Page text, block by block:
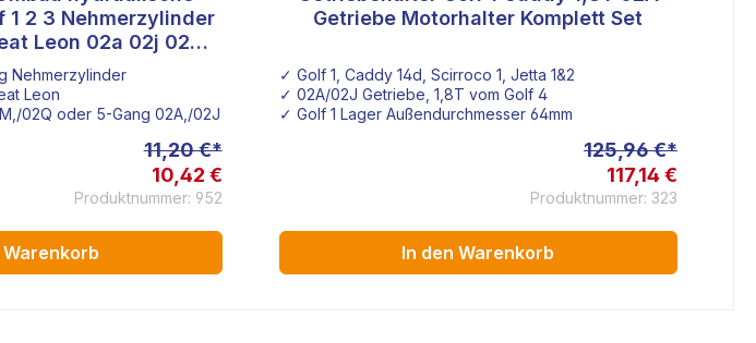
1 2 3 Nehmerzylinder
Leon 02a 02j 02m
1J0721261D
Nehmerzylinder
Leon
02Q oder 5-Gang 02A,/02J Getriebe
11,20 €*
10,42 €
Produktnummer: 952
Warenkorb
Getriebe Motorhalter Komplett Set
✓ Golf 1, Caddy 14d, Scirroco 1, Jetta 1&2
✓ 02A/02J Getriebe, 1,8T vom Golf 4
✓ Golf 1 Lager Außendurchmesser 64mm
125,96 €*
117,14 €
Produktnummer: 323
In den Warenkorb